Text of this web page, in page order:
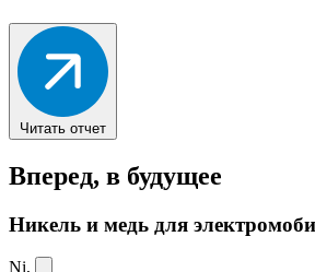
Читать отчет
Вперед, в будущее
Никель и медь для
Ni,